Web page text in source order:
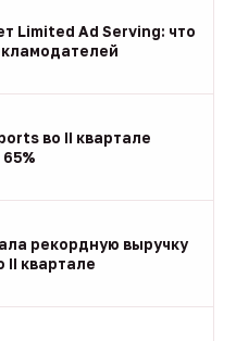
Limited Ad Serving: что
во II квартале
рекордную выручку
II квартале